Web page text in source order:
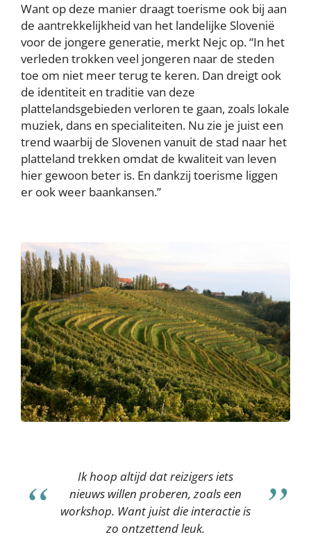
Want op deze manier draagt toerisme ook bij aan
de aantrekkelijkheid van het landelijke Slovenië
voor de jongere generatie, merkt Nejc op. “In het
verleden trokken veel jongeren naar de steden
toe om niet meer terug te keren. Dan dreigt ook
de identiteit en traditie van deze
plattelandsgebieden verloren te gaan, zoals lokale
muziek, dans en specialiteiten. Nu zie je juist een
trend waarbij de Slovenen vanuit de stad naar het
platteland trekken omdat de kwaliteit van leven
hier gewoon beter is. En dankzij toerisme liggen
er ook weer baankansen.”
Ik hoop altijd dat reizigers iets
nieuws willen proberen, zoals een
workshop. Want juist die interactie is
zo ontzettend leuk.